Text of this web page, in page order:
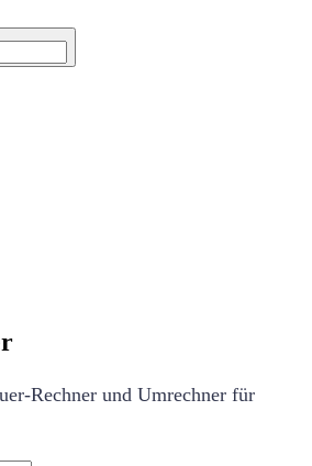
Rechner und Umrechner für